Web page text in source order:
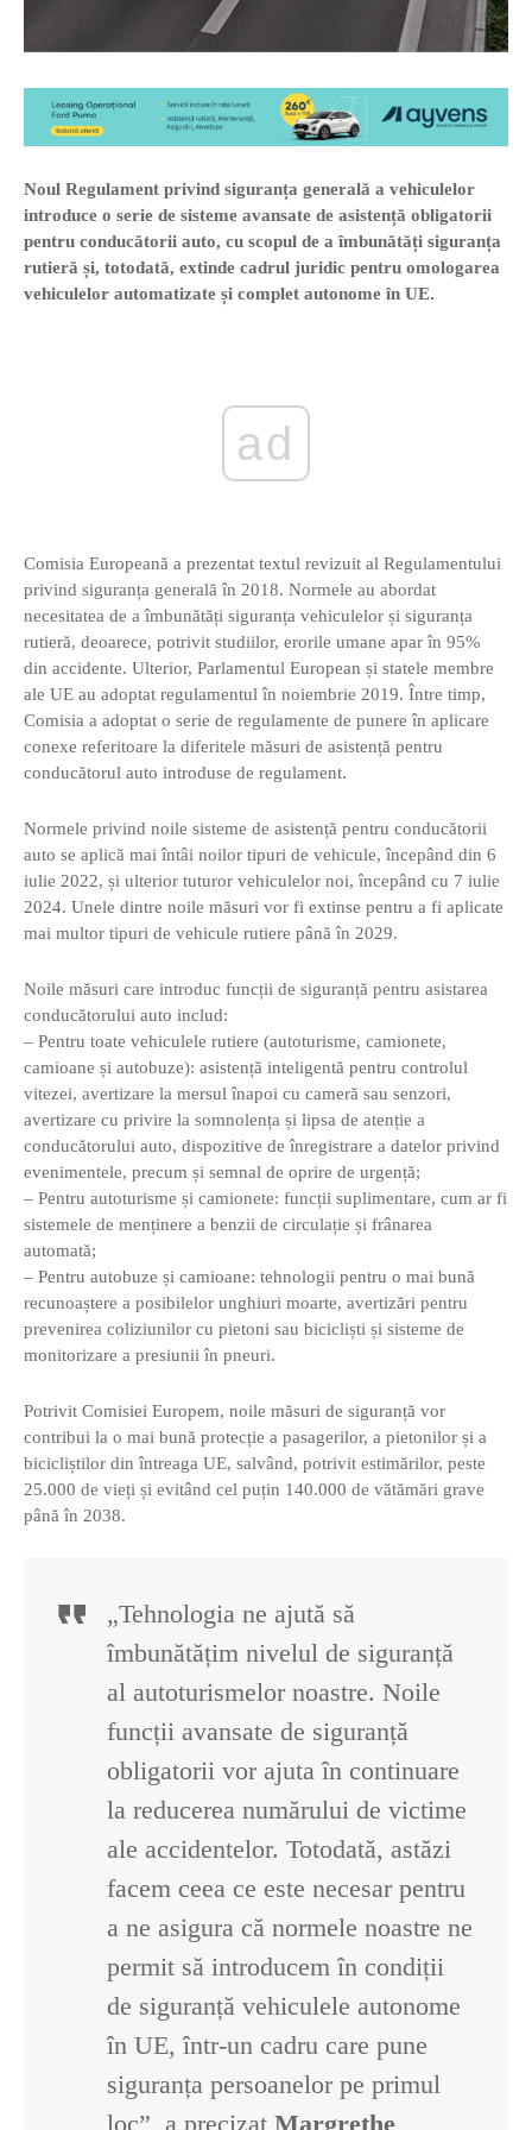
Noul Regulament privind siguranța generală a vehiculelor
introduce o serie de sisteme avansate de asistență obligatorii
pentru conducătorii auto, cu scopul de a îmbunătăți siguranța
rutieră și, totodată, extinde cadrul juridic pentru omologarea
vehiculelor automatizate și complet autonome în UE.
ad
Comisia Europeană a prezentat textul revizuit al Regulamentului
privind siguranța generală în 2018. Normele au abordat
necesitatea de a îmbunătăți siguranța vehiculelor și siguranța
rutieră, deoarece, potrivit studiilor, erorile umane apar în 95%
din accidente. Ulterior, Parlamentul European și statele membre
ale UE au adoptat regulamentul în noiembrie 2019. Între timp,
Comisia a adoptat o serie de regulamente de punere în aplicare
conexe referitoare la diferitele măsuri de asistență pentru
conducătorul auto introduse de regulament.
Normele privind noile sisteme de asistență pentru conducătorii
auto se aplică mai întâi noilor tipuri de vehicule, începând din 6
iulie 2022, și ulterior tuturor vehiculelor noi, începând cu 7 iulie
2024. Unele dintre noile măsuri vor fi extinse pentru a fi aplicate
mai multor tipuri de vehicule rutiere până în 2029.
Noile măsuri care introduc funcții de siguranță pentru asistarea
conducătorului auto includ:
– Pentru toate vehiculele rutiere (autoturisme, camionete,
camioane și autobuze): asistență inteligentă pentru controlul
vitezei, avertizare la mersul înapoi cu cameră sau senzori,
avertizare cu privire la somnolența și lipsa de atenție a
conducătorului auto, dispozitive de înregistrare a datelor privind
evenimentele, precum și semnal de oprire de urgență;
– Pentru autoturisme și camionete: funcții suplimentare, cum ar fi
sistemele de menținere a benzii de circulație și frânarea
automată;
– Pentru autobuze și camioane: tehnologii pentru o mai bună
recunoaștere a posibilelor unghiuri moarte, avertizări pentru
prevenirea coliziunilor cu pietoni sau bicicliști și sisteme de
monitorizare a presiunii în pneuri.
Potrivit Comisiei Europem, noile măsuri de siguranță vor
contribui la o mai bună protecție a pasagerilor, a pietonilor și a
bicicliștilor din întreaga UE, salvând, potrivit estimărilor, peste
25.000 de vieți și evitând cel puțin 140.000 de vătămări grave
până în 2038.
„Tehnologia ne ajută să
îmbunătățim nivelul de siguranță
al autoturismelor noastre. Noile
funcții avansate de siguranță
obligatorii vor ajuta în continuare
la reducerea numărului de victime
ale accidentelor. Totodată, astăzi
facem ceea ce este necesar pentru
a ne asigura că normele noastre ne
permit să introducem în condiții
de siguranță vehiculele autonome
în UE, într-un cadru care pune
siguranța persoanelor pe primul
loc”, a precizat Margrethe